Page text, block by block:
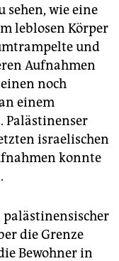
sehen, wie eine
leblosen Körper
und
Aufnahmen
noch
einem
Palästinenser
israelischen
konnte
die Grenze
Bewohner in